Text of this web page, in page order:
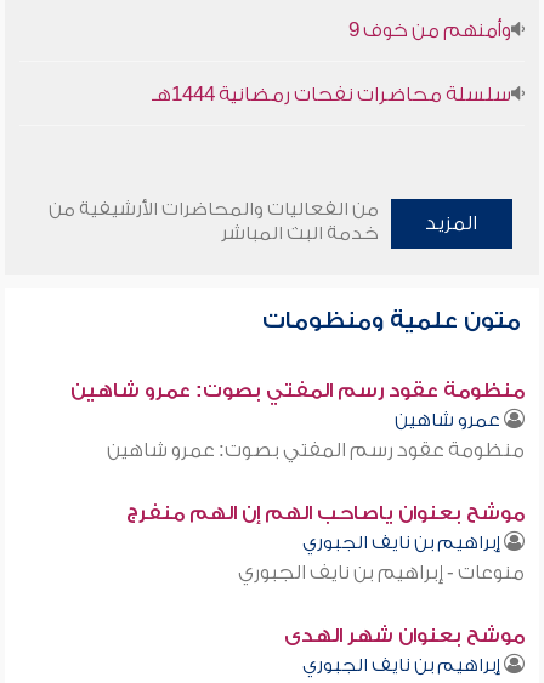
وأمنهم من خوف 9
سلسلة محاضرات نفحات رمضانية 1444هـ
المزيد
من الفعاليات والمحاضرات الأرشيفية من
خدمة البث المباشر
متون علمية ومنظومات
منظومة عقود رسم المفتي بصوت: عمرو شاهين
عمرو شاهين
منظومة عقود رسم المفتي بصوت: عمرو شاهين
موشح بعنوان ياصاحب الهم إن الهم منفرج
إبراهيم بن نايف الجبوري
منوعات - إبراهيم بن نايف الجبوري
موشح بعنوان شهر الهدى
إبراهيم بن نايف الجبوري